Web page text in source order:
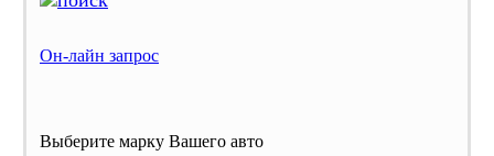
Он-лайн запрос
Выберите марку Вашего авто